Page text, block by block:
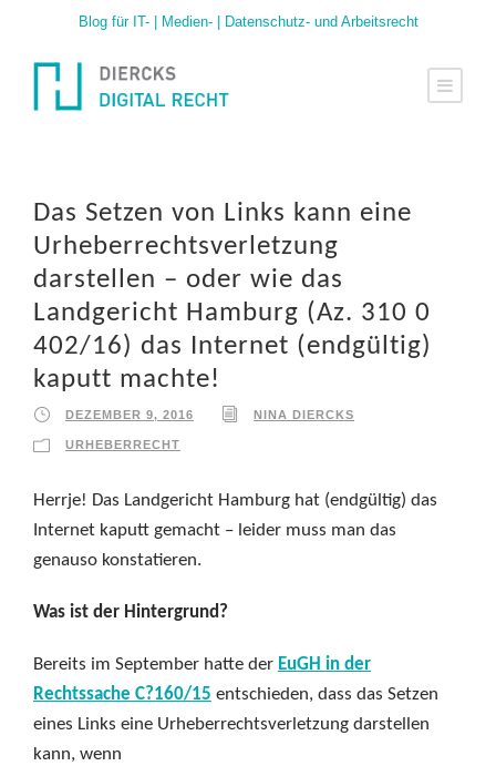
Blog für IT- | Medien- | Datenschutz- und Arbeitsrecht
Das Setzen von Links kann eine
Urheberrechtsverletzung
darstellen – oder wie das
Landgericht Hamburg (Az. 310 0
402/16) das Internet (endgültig)
kaputt machte!
DEZEMBER 9, 2016 NINA DIERCKS
URHEBERRECHT
Herrje! Das Landgericht Hamburg hat (endgültig) das
Internet kaputt gemacht – leider muss man das
genauso konstatieren.
Was ist der Hintergrund?
Bereits im September hatte der EuGH in der
Rechtssache C?160/15 entschieden, dass das Setzen
eines Links eine Urheberrechtsverletzung darstellen
kann, wenn